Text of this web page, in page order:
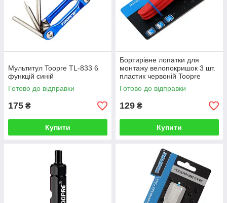
Мультитул Toopre TL-833 6
функцій синій
Готово до відправки
175 ₴
Купити
Бортирівне лопатки для
монтажу велопокришок 3 шт.
пластик червоній Toopre
Готово до відправки
129 ₴
Купити